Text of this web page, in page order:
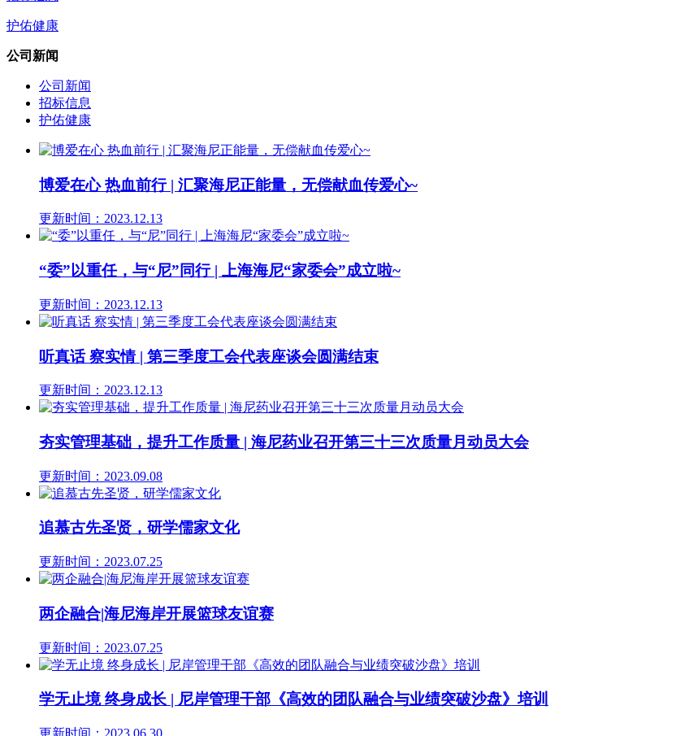
护佑健康
公司新闻
公司新闻
招标信息
护佑健康
博爱在心 热血前行 | 汇聚海尼正能量，无偿献血传爱心~
更新时间：2023.12.13
“委”以重任，与“尼”同行 | 上海海尼“家委会”成立啦~
更新时间：2023.12.13
听真话 察实情 | 第三季度工会代表座谈会圆满结束
更新时间：2023.12.13
夯实管理基础，提升工作质量 | 海尼药业召开第三十三次质量月动员大会
更新时间：2023.09.08
追慕古先圣贤，研学儒家文化
更新时间：2023.07.25
两企融合|海尼海岸开展篮球友谊赛
更新时间：2023.07.25
学无止境 终身成长 | 尼岸管理干部《高效的团队融合与业绩突破沙盘》培训
更新时间：2023.06.30